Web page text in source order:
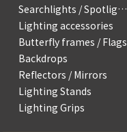
Searchlights / Spotlights
Lighting accessories
Butterfly frames / Flags
Backdrops
Reflectors / Mirrors
Lighting Stands
Lighting Grips